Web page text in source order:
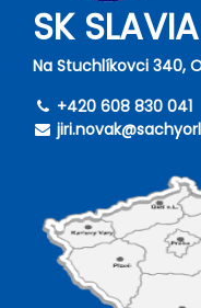
SK
Na Stuchlíkovci 340,
+420 608 830 041